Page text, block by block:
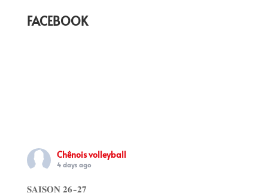
FACEBOOK
Chênois volleyball
4 days ago
𝐒𝐀𝐈𝐒𝐎𝐍 𝟐𝟔-𝟐𝟕